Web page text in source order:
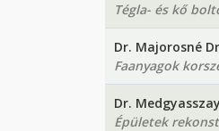
Tégla- és kő
Dr. Majorosné
Faanyagok
Dr.
Épületek